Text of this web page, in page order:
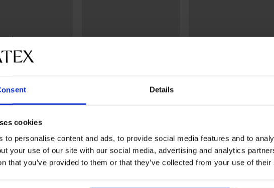
Details
cookies
to personalise content and ads, to provide social media features and to
your use of our site with our social media, advertising and analytics
that you’ve provided to them or that they’ve collected from your use of
kód: ALL25
bélelt melltartó
18 190 Ft
13 650 Ft kód: ALL25
Fedezzen fel hasonló darabokat